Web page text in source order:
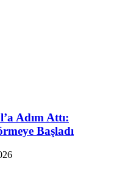
Adım Attı:
Başladı